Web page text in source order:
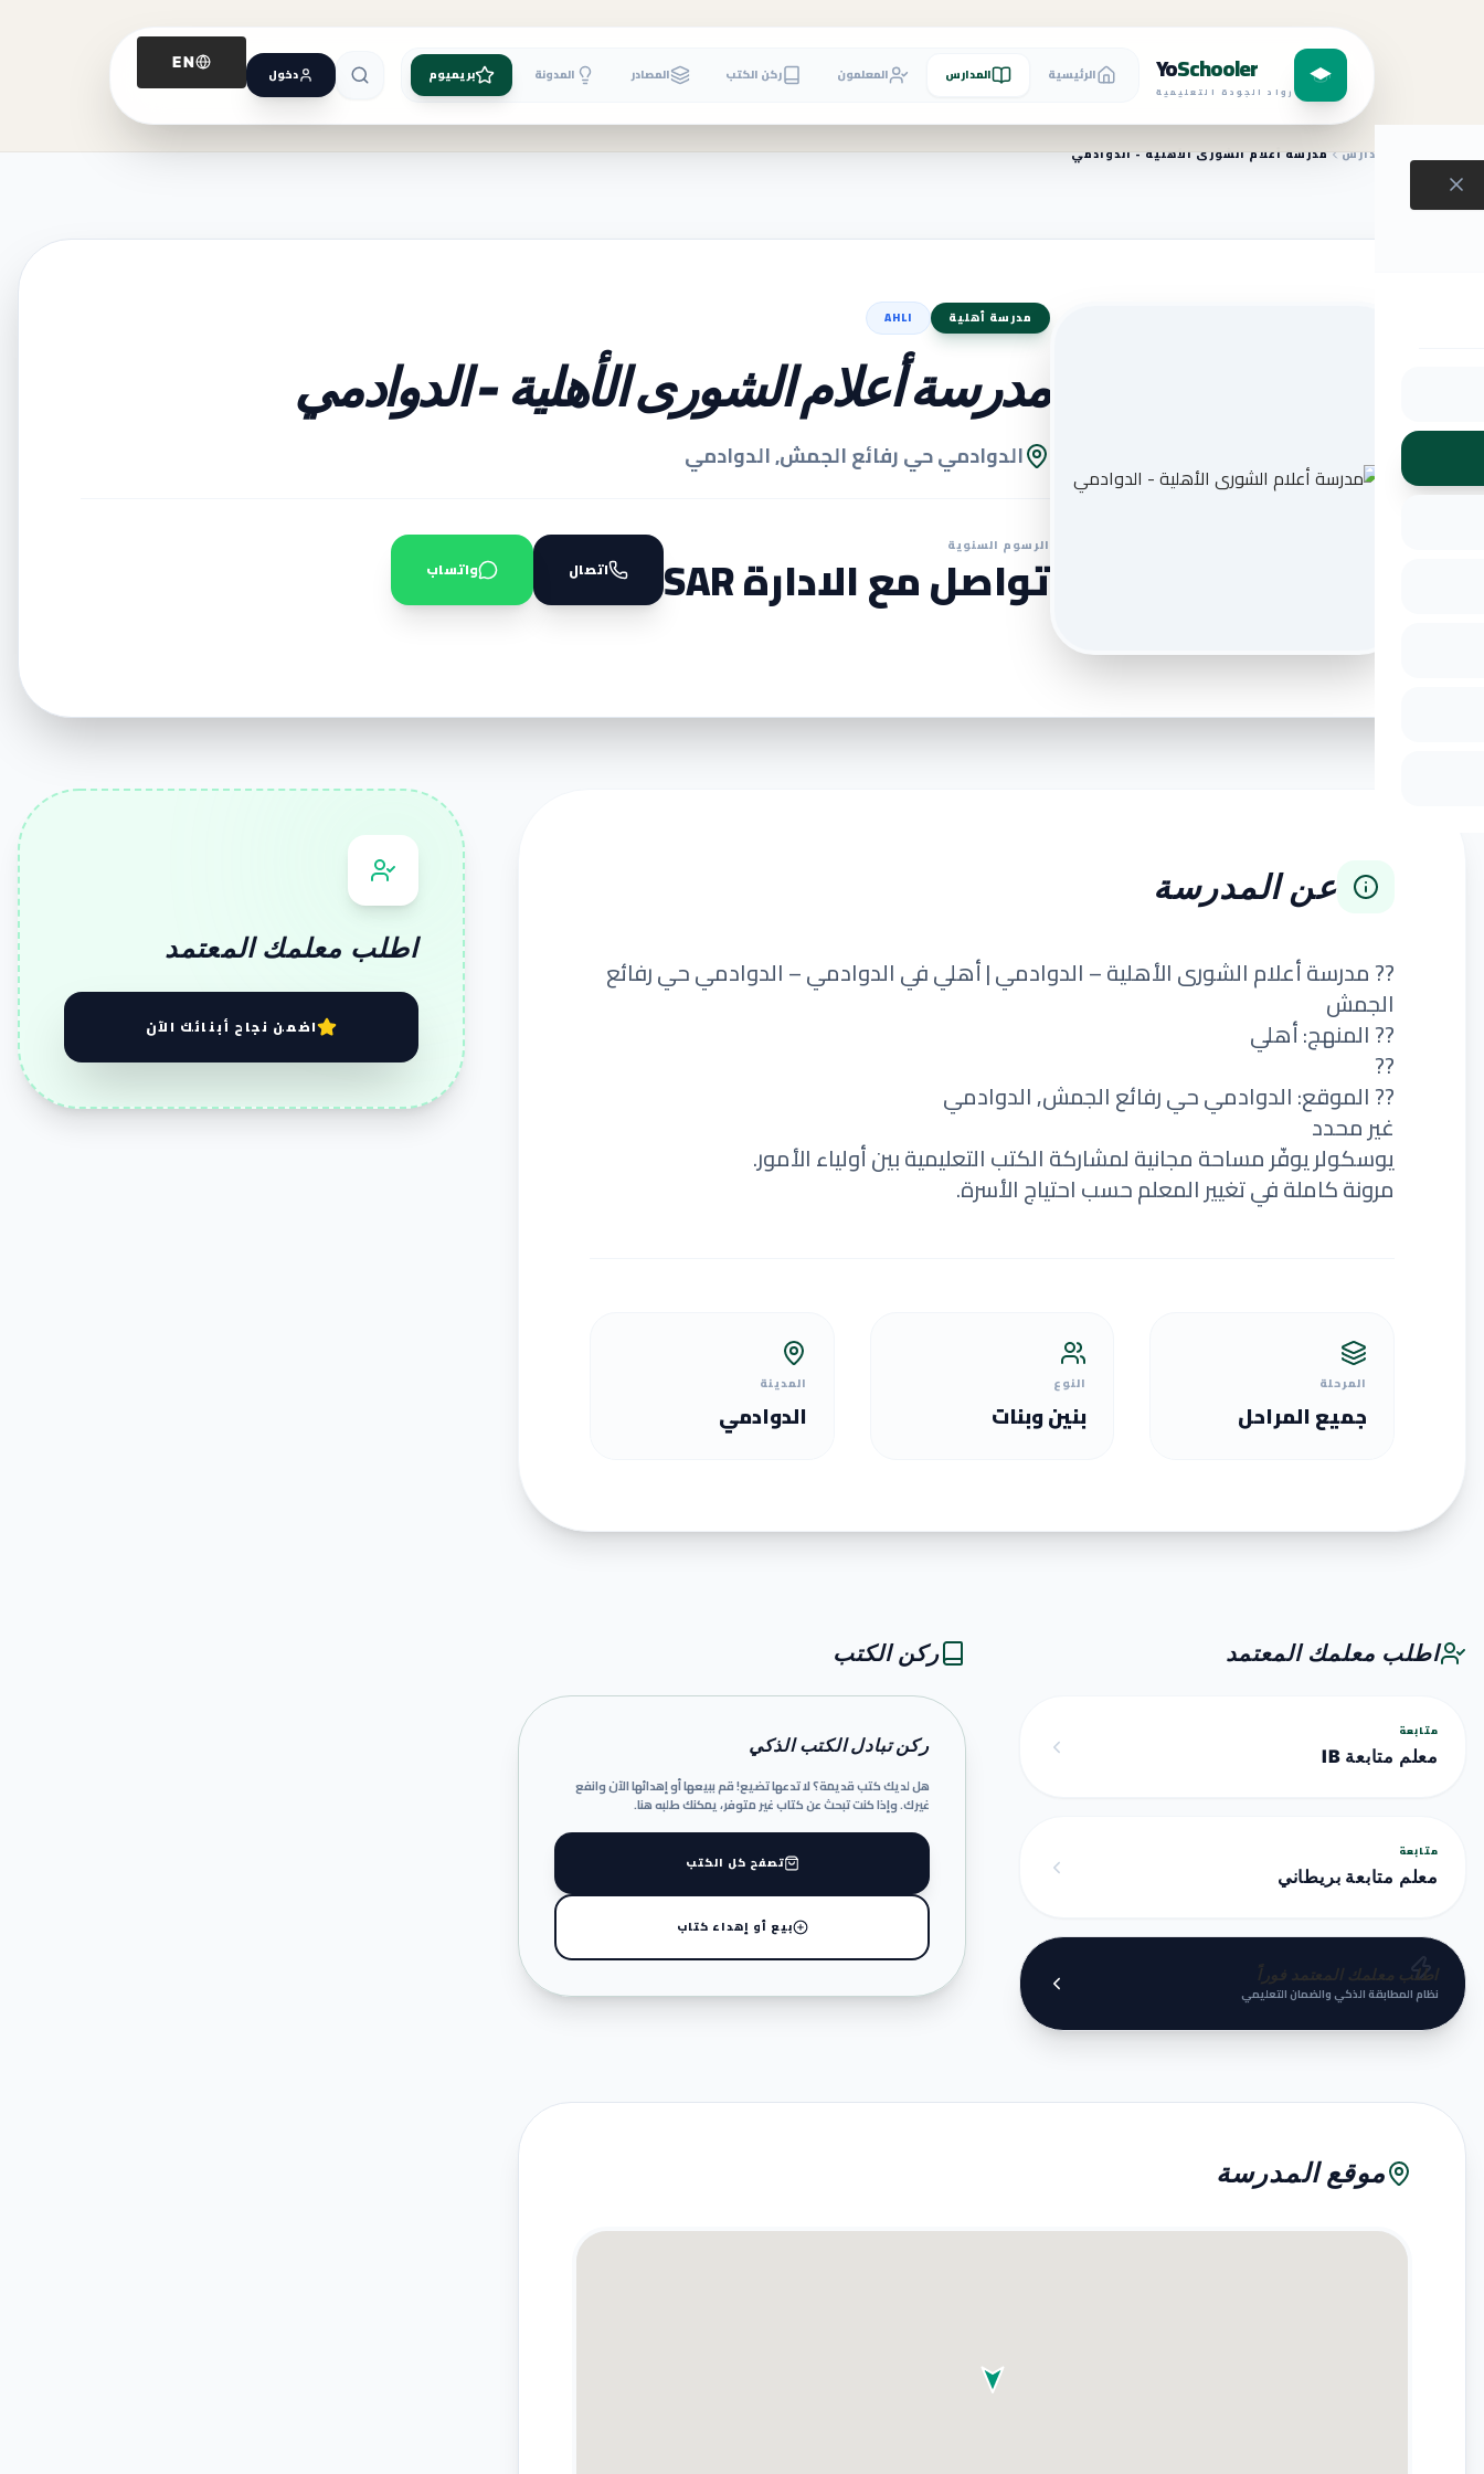
YoSchooler
رواد الجودة التعليمية
الرئيسية المدارس المعلمون ركن الكتب المصادر المدونة بريميوم دخول
EN
المدارس مدرسة أعلام الشورى الأهلية - الدوادمي
مدرسة أهلية AHLI
مدرسة أعلام الشورى الأهلية - الدوادمي
الدوادمي حي رفائع الجمش, الدوادمي
الرسوم السنوية
تواصل مع الادارة SAR اتصال واتساب
عن المدرسة
?? مدرسة أعلام الشورى الأهلية – الدوادمي | أهلي في الدوادمي – الدوادمي حي رفائع
الجمش
?? المنهج: أهلي
??
?? الموقع: الدوادمي حي رفائع الجمش, الدوادمي
غير محدد
يوسكولر يوفّر مساحة مجانية لمشاركة الكتب التعليمية بين أولياء الأمور.
مرونة كاملة في تغيير المعلم حسب احتياج الأسرة.
المرحلة
جميع المراحل
النوع
بنين وبنات
المدينة
الدوادمي
اطلب معلمك المعتمد
متابعة
معلم متابعة IB
متابعة
معلم متابعة بريطاني
اطلب معلمك المعتمد فوراً
نظام المطابقة الذكي والضمان التعليمي
ركن الكتب
ركن تبادل الكتب الذكي
هل لديك كتب قديمة؟ لا تدعها تضيع! قم ببيعها أو إهدائها الآن وانفع
غيرك. وإذا كنت تبحث عن كتاب غير متوفر، يمكنك طلبه هنا.
تصفح كل الكتب
بيع أو إهداء كتاب
موقع المدرسة
اطلب معلمك المعتمد
اضمن نجاح أبنائك الآن